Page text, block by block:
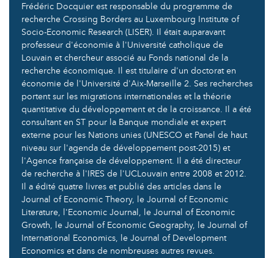
Frédéric Docquier est responsable du programme de
recherche Crossing Borders au Luxembourg Institute of
Socio-Economic Research (LISER). Il était auparavant
professeur d'économie à l'Université catholique de
Louvain et chercheur associé au Fonds national de la
recherche économique. Il est titulaire d'un doctorat en
économie de l'Université d'Aix-Marseille 2. Ses recherches
portent sur les migrations internationales et la théorie
quantitative du développement et de la croissance. Il a été
consultant en ST pour la Banque mondiale et expert
externe pour les Nations unies (UNESCO et Panel de haut
niveau sur l'agenda de développement post-2015) et
l'Agence française de développement. Il a été directeur
de recherche à l'IRES de l'UCLouvain entre 2008 et 2012.
Il a édité quatre livres et publié des articles dans le
Journal of Economic Theory, le Journal of Economic
Literature, l'Economic Journal, le Journal of Economic
Growth, le Journal of Economic Geography, le Journal of
International Economics, le Journal of Development
Economics et dans de nombreuses autres revues.